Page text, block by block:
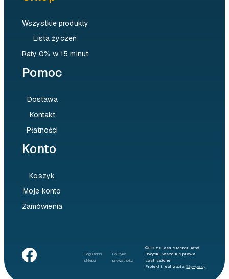
Wszystkie produkty
Lista życzeń
Raty 0% w 15 minut
Pomoc
Dostawa
Kontakt
Płatności
Konto
Koszyk
Moje konto
Zamówienia
©2025 Classic Mebel Rafał
Różycki. Wszelkie prawa
zastrzeżone
Projekt i realizacja:SkyAgency
Regulamin
sklepu
Polityka
prywatności